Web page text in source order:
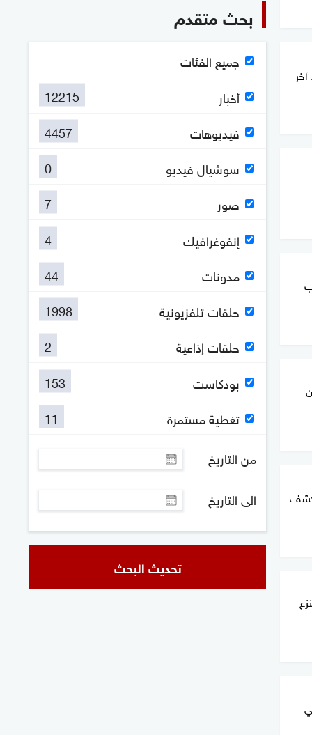
بحث متقدم
جميع الفئات
أخبار
12215
فيديوهات
4457
سوشيال فيديو
0
صور
7
إنفوغرافيك
4
مدونات
44
حلقات تلفزيونية
1998
حلقات إذاعية
2
بودكاست
153
تغطية مستمرة
11
من التاريخ
الى التاريخ
تحديث البحث